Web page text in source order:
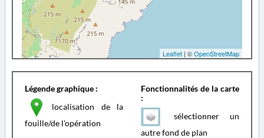
Leaflet | ©OpenStreetMap
Légende graphique :
localisation de la
fouille/de l'opération
Fonctionnalités de la carte
:
sélectionner un
autre fond de plan